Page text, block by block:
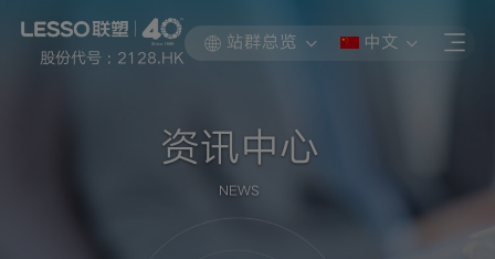
股份代号 : 2128.HK
站群总览 中文
资讯中心
NEWS